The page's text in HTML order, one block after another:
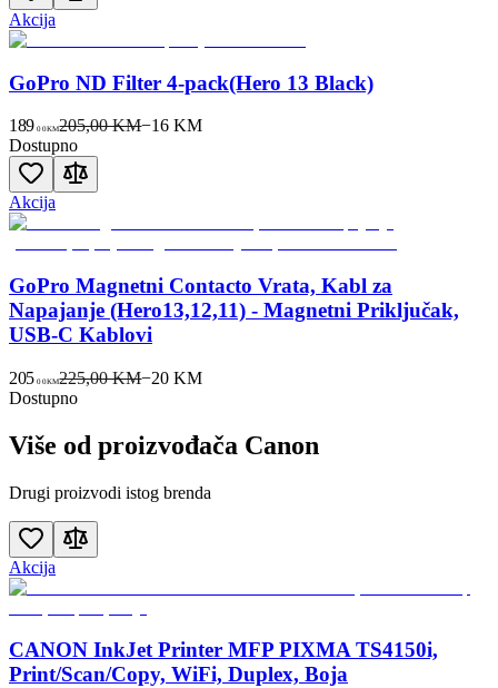
Akcija
GoPro ND Filter 4-pack(Hero 13 Black)
189 00KM205,00 KM−16 KM
Dostupno
Akcija
GoPro Magnetni Contacto Vrata, Kabl za
Napajanje (Hero13,12,11) - Magnetni Priključak,
USB-C Kablovi
205 00KM225,00 KM−20 KM
Dostupno
Više od proizvođača Canon
Drugi proizvodi istog brenda
Akcija
CANON InkJet Printer MFP PIXMA TS4150i,
Print/Scan/Copy, WiFi, Duplex, Boja